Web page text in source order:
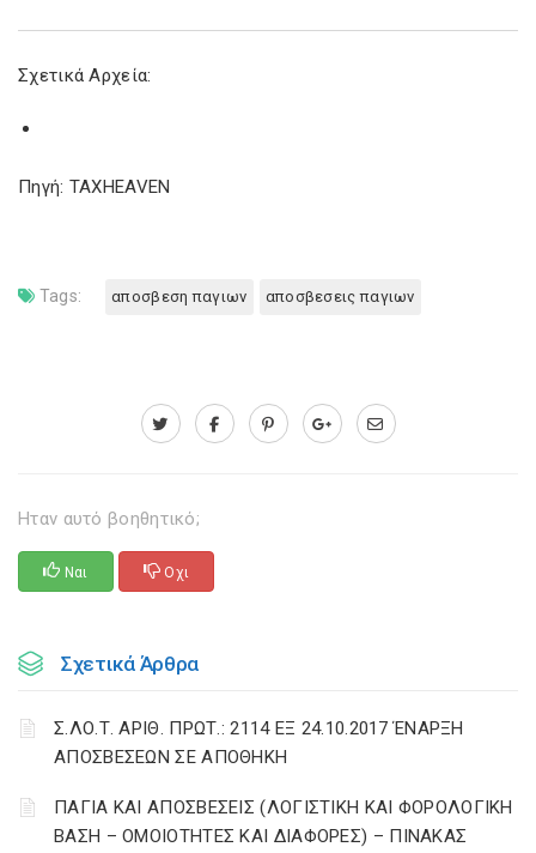
Σχετικά Αρχεία:
Πηγή: TAXHEAVEN
Tags: αποσβεση παγιων αποσβεσεις παγιων
Ηταν αυτό βοηθητικό;
Ναι Οχι
Σχετικά Άρθρα
Σ.ΛΟ.Τ. ΑΡΙΘ. ΠΡΩΤ.: 2114 ΕΞ 24.10.2017 ΈΝΑΡΞΗ
ΑΠΟΣΒΕΣΕΩΝ ΣΕ ΑΠΟΘΗΚΗ
ΠΑΓΙΑ ΚΑΙ ΑΠΟΣΒΕΣΕΙΣ (ΛΟΓΙΣΤΙΚΗ ΚΑΙ ΦΟΡΟΛΟΓΙΚΗ
ΒΑΣΗ – ΟΜΟΙΟΤΗΤΕΣ ΚΑΙ ΔΙΑΦΟΡΕΣ) – ΠΙΝΑΚΑΣ